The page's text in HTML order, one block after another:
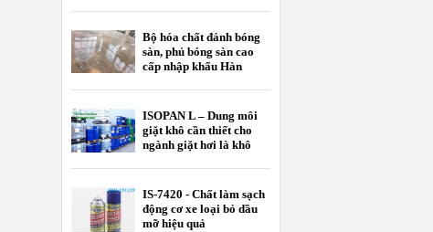
Bộ hóa chất đánh bóng
sàn, phủ bóng sàn cao
cấp nhập khẩu Hàn
ISOPAN L – Dung môi
giặt khô cần thiết cho
ngành giặt hơi là khô
IS-7420 - Chất làm sạch
động cơ xe loại bỏ dầu
mỡ hiệu quả